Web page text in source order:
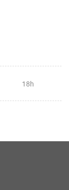
18h